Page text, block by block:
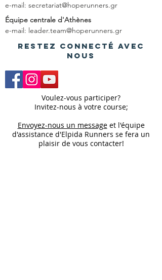
e-mail: secretariat@hoperunners.gr
Équipe centrale d'Athènes
e-mail: leader.team@hoperunners.gr
Restez connecté avec
nous
Voulez-vous participer?
Invitez-nous à votre course;
Envoyez-nous un messageet l'équipe
d'assistance d'Elpida Runners se fera un
plaisir de vous contacter!